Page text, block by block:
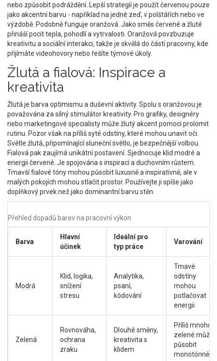
nebo způsobit podráždění. Lepší strategií je použít červenou pouze
jako akcentní barvu - například na jedné zeď, v polštářích nebo ve
výzdobě. Podobně funguje oranžová. Jako směs červené a žluté
přináší pocit tepla, pohodlí a vytrvalosti. Oranžová povzbuzuje
kreativitu a sociální interakci, takže je skvělá do částí pracovny, kde
přijímáte videohovory nebo řešíte týmové úkoly.
Žlutá a fialová: Inspirace a
kreativita
Žlutáje barva optimismu a duševní aktivity. Spolu s oranžovou je
považována za silný stimulátor kreativity. Pro grafiky, designéry
nebo marketingové specialisty může žlutý akcent pomoci prolomit
rutinu. Pozor však na příliš syté odstíny, které mohou unavit oči.
Světle žlutá, připomínající sluneční světlo, je bezpečnější volbou.
Fialovápak zaujímá unikátní postavení. Sjednocuje klid modré a
energii červené. Je spojována s inspirací a duchovním růstem.
Tmavší fialové tóny mohou působit luxusně a inspirativně, ale v
malých pokojích mohou stlačit prostor. Používejte ji spíše jako
doplňkový prvek než jako dominantní barvu stěn.
Přehled dopadů barev na pracovní výkon
Barva
Hlavní
účinek
Ideální pro
typ práce
Varování
Modrá
Klid, logika,
snížení
stresu
Analytika,
psaní,
kódování
Tmavé
odstíny
mohou
potlačovat
energii
Zelená
Rovnováha,
ochrana
zraku
Dlouhé směny,
kreativita s
klidem
Příliš mnoho
zelené může
působit
monotónně